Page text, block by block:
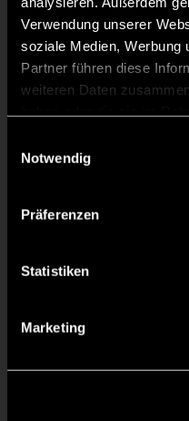
Verwendung unserer
soziale Medien, Werbung
Partner führen diese
weiteren Daten
Notwendig
Präferenzen
Statistiken
Marketing
Staff
Bernd
TW = Torwart &